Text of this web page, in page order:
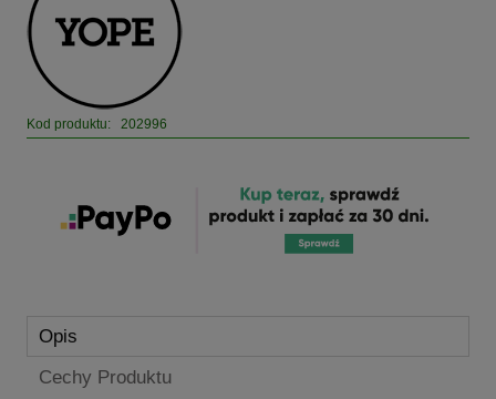
Kod produktu: 202996
Opis
Cechy Produktu